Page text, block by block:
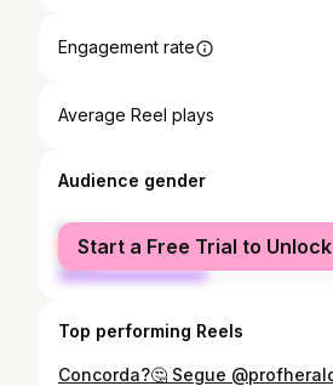
Engagement rate
Average Reel plays
Audience gender
female
male
Start a Free Trial to Unlock
Top performing Reels